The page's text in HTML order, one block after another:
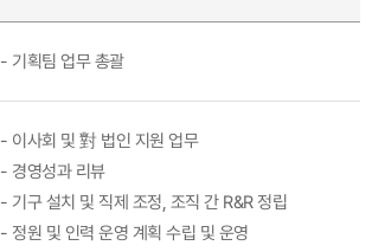
- 기획팀 업무 총괄
- 이사회 및 對 법인 지원 업무
- 경영성과 리뷰
- 기구 설치 및 직제 조정, 조직 간 R&R 정립
- 정원 및 인력 운영 계획 수립 및 운영